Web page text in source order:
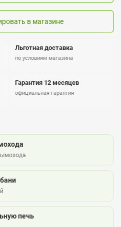
в магазине
Льготная доставка
по условиям магазина
Гарантия 12 месяцев
официальная гарантия
печь